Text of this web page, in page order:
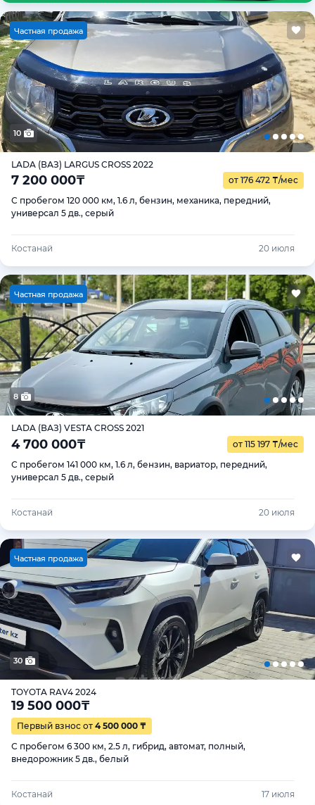
Частная продажа
10
LADA (ВАЗ) LARGUS CROSS 2022
7 200 000₸ от 176 472 ₸/мес
С пробегом 120 000 км, 1.6 л, бензин, механика, передний,
универсал 5 дв., серый
Костанай 20 июля
Частная продажа
8
LADA (ВАЗ) VESTA CROSS 2021
4 700 000₸ от 115 197 ₸/мес
С пробегом 141 000 км, 1.6 л, бензин, вариатор, передний,
универсал 5 дв., серый
Костанай 20 июля
Частная продажа
30
TOYOTA RAV4 2024
19 500 000₸
Первый взнос от 4 500 000 ₸
С пробегом 6 300 км, 2.5 л, гибрид, автомат, полный,
внедорожник 5 дв., белый
Костанай 17 июля